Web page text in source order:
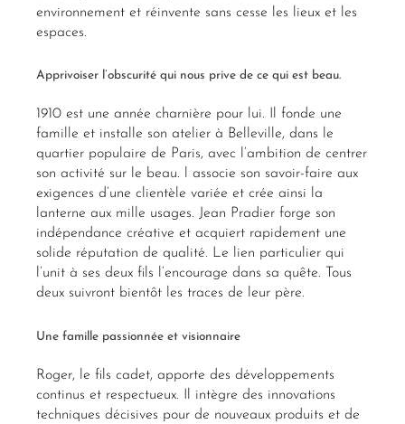
environnement et réinvente sans cesse les lieux et les
espaces.
Apprivoiser l’obscurité qui nous prive de ce qui est beau.
1910 est une année charnière pour lui. Il fonde une
famille et installe son atelier à Belleville, dans le
quartier populaire de Paris, avec l’ambition de centrer
son activité sur le beau. l associe son savoir-faire aux
exigences d’une clientèle variée et crée ainsi la
lanterne aux mille usages. Jean Pradier forge son
indépendance créative et acquiert rapidement une
solide réputation de qualité. Le lien particulier qui
l’unit à ses deux fils l’encourage dans sa quête. Tous
deux suivront bientôt les traces de leur père.
Une famille passionnée et visionnaire
Roger, le fils cadet, apporte des développements
continus et respectueux. Il intègre des innovations
techniques décisives pour de nouveaux produits et de